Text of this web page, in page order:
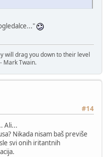
will drag you down to their level
Mark Twain.
#14
Ali...
Nikada nisam baš previše
svi onih iritantnih